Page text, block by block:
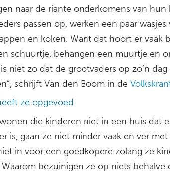
naar de riante onderkomens van hun
passen op, werken een paar wasjes
en koken. Want dat hoort er vaak
schuurtje, behangen een muurtje en
niet zo dat de grootvaders op zo’n
schrijft Van den Boom in de
ze opgevoed
die kinderen niet in een huis dat
is, gaan ze niet minder vaak en ver
in voor een goedkopere zolang ze
bezuinigen ze op niets behalve